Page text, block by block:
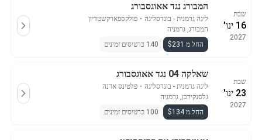
שבת
16 ינו'
2027
המבורג נגד אאוגסבורג
ליגה גרמנית - בונדסליגה ・ פולקספארקשטדיון
המבורג, גרמניה
החל מ $231
140 כרטיסים זמינים
שבת
23 ינו'
2027
שאלקה 04 נגד אאוגסבורג
ליגה גרמנית - בונדסליגה ・ פלטינס ארנה
גלסנקירכן, גרמניה
החל מ $134
100 כרטיסים זמינים